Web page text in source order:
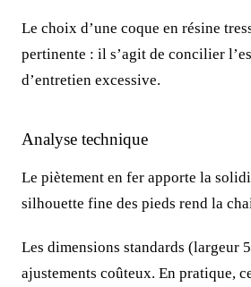
Le choix d’une coque en résine
pertinente : il s’agit de concilier
d’entretien excessive.
Analyse technique
Le piètement en fer apporte la
silhouette fine des pieds rend la
Les dimensions standards (largeur
ajustements coûteux. En pratique,